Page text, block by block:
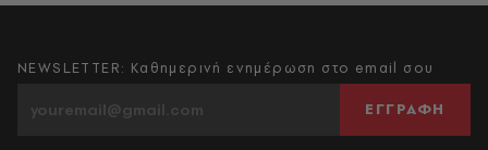
NEWSLETTER: Καθημερινή ενημέρωση στο email σου
ΕΓΓΡΑΦΗ